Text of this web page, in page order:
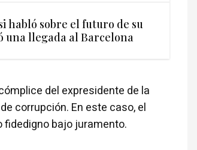
habló sobre el futuro de su
una llegada al Barcelona
del expresidente de la
corrupción. En este caso, el
bajo juramento.